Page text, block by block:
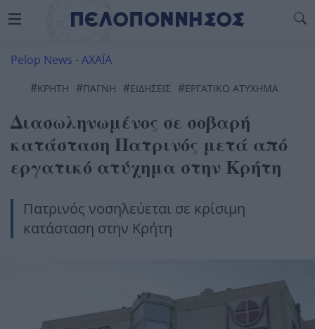
Pelop News -ΑΧΑΪΑ
#ΚΡΉΤΗ #ΠΑΓΝΗ #ΕΙΔΗΣΕΙΣ #ΕΡΓΑΤΙΚΟ ΑΤΥΧΗΜΑ
Διασωληνωμένος σε σοβαρή
κατάσταση Πατρινός μετά από
εργατικό ατύχημα στην Κρήτη
Πατρινός νοσηλεύεται σε κρίσιμη
κατάσταση στην Κρήτη